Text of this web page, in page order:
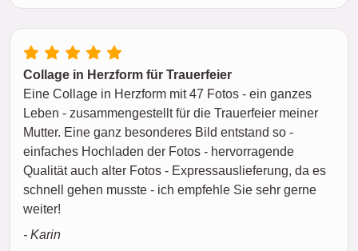
Collage in Herzform für Trauerfeier
Eine Collage in Herzform mit 47 Fotos - ein ganzes
Leben - zusammengestellt für die Trauerfeier meiner
Mutter. Eine ganz besonderes Bild entstand so -
einfaches Hochladen der Fotos - hervorragende
Qualität auch alter Fotos - Expressauslieferung, da es
schnell gehen musste - ich empfehle Sie sehr gerne
weiter!
- Karin